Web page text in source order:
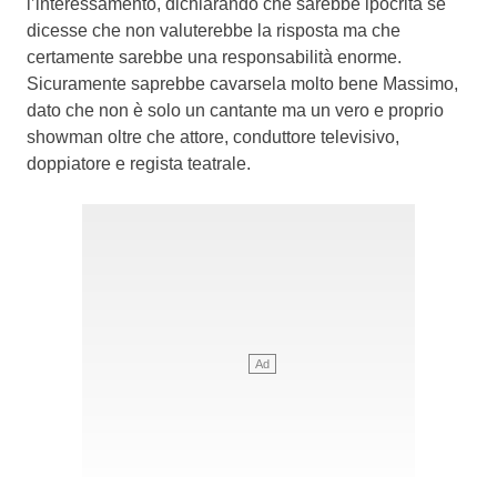
dicesse che non valuterebbe la risposta ma che
certamente sarebbe una responsabilità enorme.
Sicuramente saprebbe cavarsela molto bene Massimo,
dato che non è solo un cantante ma un vero e proprio
showman oltre che attore, conduttore televisivo,
doppiatore e regista teatrale.